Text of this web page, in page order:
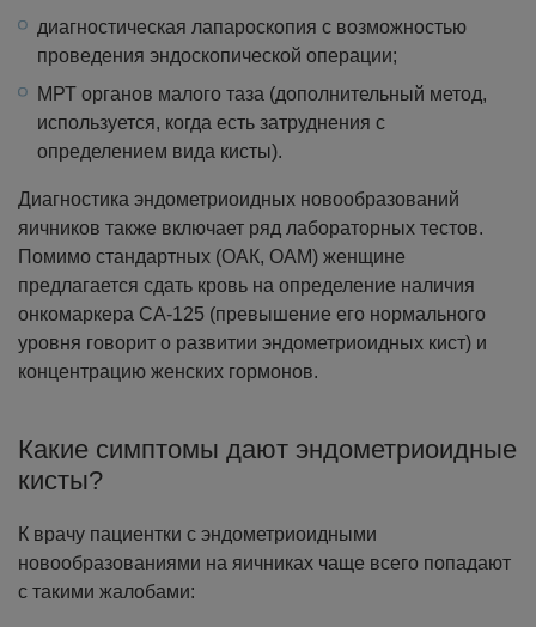
диагностическая лапароскопия с возможностью
проведения эндоскопической операции;
МРТ органов малого таза (дополнительный метод,
используется, когда есть затруднения с
определением вида кисты).
Диагностика эндометриоидных новообразований
яичников также включает ряд лабораторных тестов.
Помимо стандартных (ОАК, ОАМ) женщине
предлагается сдать кровь на определение наличия
онкомаркера СА-125 (превышение его нормального
уровня говорит о развитии эндометриоидных кист) и
концентрацию женских гормонов.
Какие симптомы дают эндометриоидные
кисты?
К врачу пациентки с эндометриоидными
новообразованиями на яичниках чаще всего попадают
с такими жалобами: